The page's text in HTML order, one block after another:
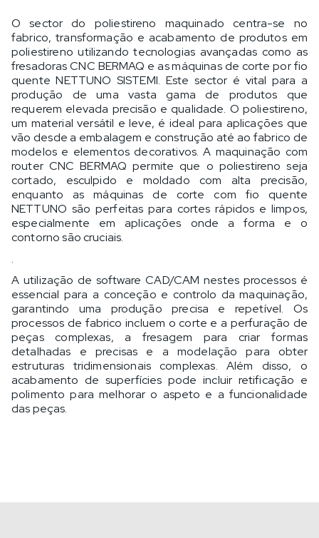
O sector do poliestireno maquinado centra-se no
fabrico, transformação e acabamento de produtos em
poliestireno utilizando tecnologias avançadas como as
fresadoras CNC BERMAQ e as máquinas de corte por fio
quente NETTUNO SISTEMI. Este sector é vital para a
produção de uma vasta gama de produtos que
requerem elevada precisão e qualidade. O poliestireno,
um material versátil e leve, é ideal para aplicações que
vão desde a embalagem e construção até ao fabrico de
modelos e elementos decorativos. A maquinação com
router CNC BERMAQ permite que o poliestireno seja
cortado, esculpido e moldado com alta precisão,
enquanto as máquinas de corte com fio quente
NETTUNO são perfeitas para cortes rápidos e limpos,
especialmente em aplicações onde a forma e o
contorno são cruciais.
.
A utilização de software CAD/CAM nestes processos é
essencial para a conceção e controlo da maquinação,
garantindo uma produção precisa e repetível. Os
processos de fabrico incluem o corte e a perfuração de
peças complexas, a fresagem para criar formas
detalhadas e precisas e a modelação para obter
estruturas tridimensionais complexas. Além disso, o
acabamento de superfícies pode incluir retificação e
polimento para melhorar o aspeto e a funcionalidade
das peças.